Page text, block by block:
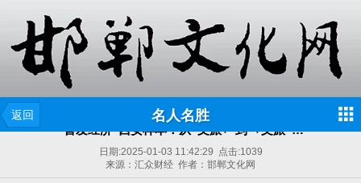
返回 名人名胜
“首发经济”西安样本：从“文旅+”到“+文旅”…
日期:2025-01-03 11:42:29 点击:1039
来源：汇众财经 作者：邯郸文化网